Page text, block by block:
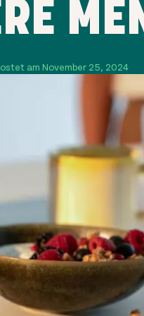
am November 25, 2024